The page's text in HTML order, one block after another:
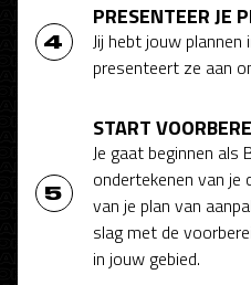
PRESENTEER JE
Jij hebt jouw
presenteert ze aan
START
Je gaat beginnen als
ondertekenen van je
van je plan van
slag met de
in jouw gebied.